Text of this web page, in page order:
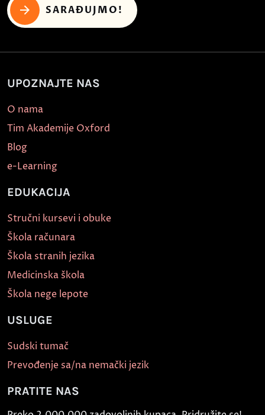
SARAĐUJMO!
UPOZNAJTE NAS
O nama
Tim Akademije Oxford
Blog
e-Learning
EDUKACIJA
Stručni kursevi i obuke
Škola računara
Škola stranih jezika
Medicinska škola
Škola nege lepote
USLUGE
Sudski tumač
Prevođenje sa/na nemački jezik
PRATITE NAS